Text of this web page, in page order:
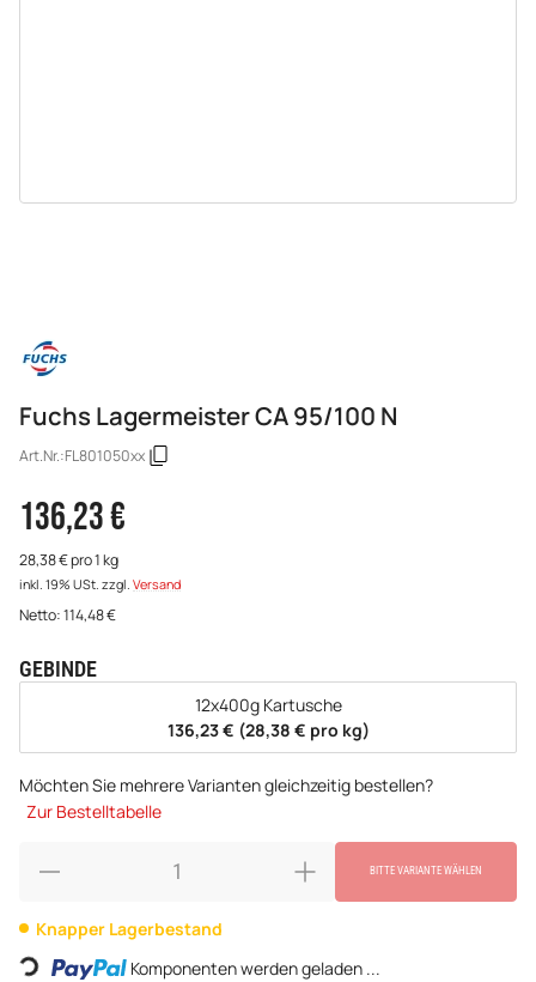
Fuchs Lagermeister CA 95/100 N
Art.Nr.:FL801050xx
136,23 €
28,38 € pro 1 kg
inkl. 19% USt. zzgl. Versand
Netto:114,48€
GEBINDE
wählen
12x400g Kartusche
136,23 € (28,38 € pro kg)
Möchten Sie mehrere Varianten gleichzeitig bestellen?
Zur Bestelltabelle
BITTE VARIANTE WÄHLEN
Knapper Lagerbestand
Loading... Komponenten werden geladen ...